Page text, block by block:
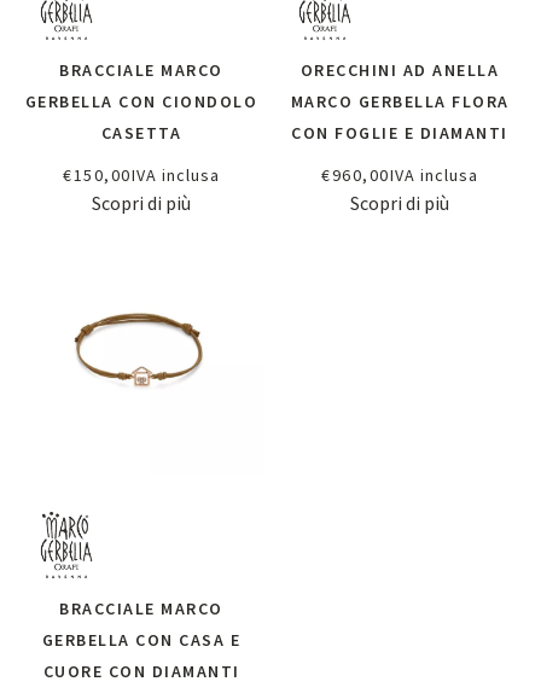
BRACCIALE MARCO
GERBELLA CON CIONDOLO
CASETTA
€150,00IVA inclusa
Scopri di più
ORECCHINI AD ANELLA
MARCO GERBELLA FLORA
CON FOGLIE E DIAMANTI
€960,00IVA inclusa
Scopri di più
BRACCIALE MARCO
GERBELLA CON CASA E
CUORE CON DIAMANTI